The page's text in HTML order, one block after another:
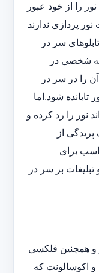
را از خود عبور
پردازی ندارند
سر در
شخصی در
را در سر در
تابانده شود.اما
نور را رد کرده و
از
برای
بر سر در
و همچنین فلکسی
اکوسالونت که